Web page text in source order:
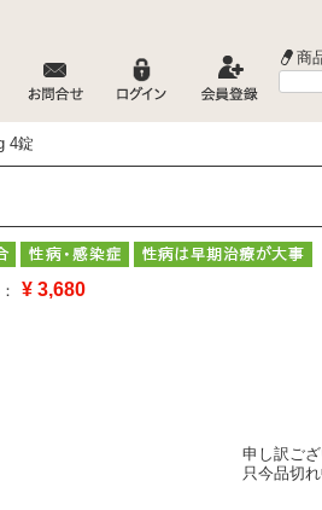
商
4錠
¥ 3,680
申し訳ござ
只今品切れ